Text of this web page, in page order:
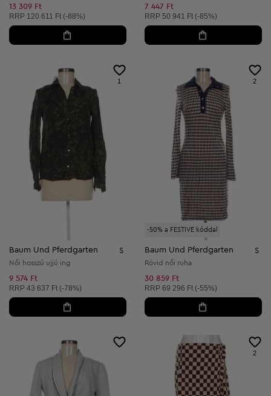
13 309 Ft
Ajánlott ár:
RRP 120 611 Ft (-88%)
7 447 Ft
Ajánlott ár:
RRP 50 941 Ft (-85%)
1
Baum Und Pferdgarten S
Női hosszú ujjú ing
9 574 Ft
Ajánlott ár:
RRP 43 637 Ft (-78%)
-50% a FESTIVE kóddal
2
Baum Und Pferdgarten S
Rövid női ruha
30 859 Ft
Ajánlott ár:
RRP 69 296 Ft (-55%)
2